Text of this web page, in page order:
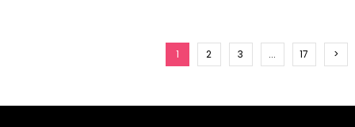
1 2 3 ... 17 >